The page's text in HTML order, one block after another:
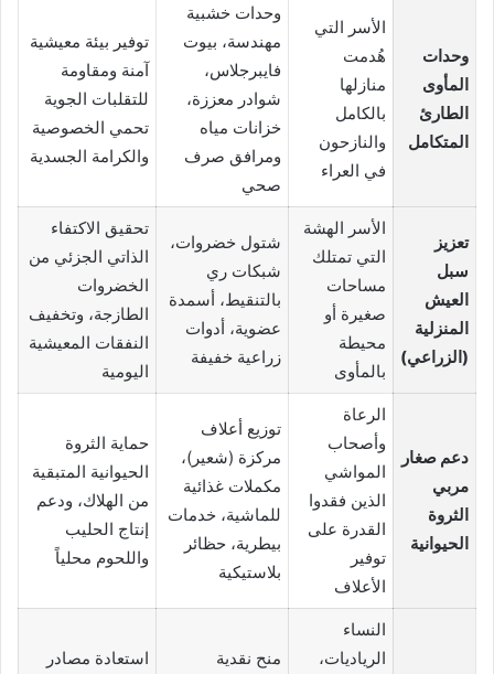
وحدات
المأوى
الطارئ
المتكامل
الأسر التي
هُدمت
منازلها
بالكامل
والنازحون
في العراء
وحدات خشبية
مهندسة، بيوت
فايبرجلاس،
شوادر معززة،
خزانات مياه
ومرافق صرف
صحي
توفير بيئة معيشية
آمنة ومقاومة
للتقلبات الجوية
تحمي الخصوصية
والكرامة الجسدية
تعزيز
سبل
العيش
المنزلية
(الزراعي)
الأسر الهشة
التي تمتلك
مساحات
صغيرة أو
محيطة
بالمأوى
شتول خضروات،
شبكات ري
بالتنقيط، أسمدة
عضوية، أدوات
زراعية خفيفة
تحقيق الاكتفاء
الذاتي الجزئي من
الخضروات
الطازجة، وتخفيف
النفقات المعيشية
اليومية
دعم صغار
مربي
الثروة
الحيوانية
الرعاة
وأصحاب
المواشي
الذين فقدوا
القدرة على
توفير
الأعلاف
توزيع أعلاف
مركزة (شعير)،
مكملات غذائية
للماشية، خدمات
بيطرية، حظائر
بلاستيكية
حماية الثروة
الحيوانية المتبقية
من الهلاك، ودعم
إنتاج الحليب
واللحوم محلياً
النساء
الرياديات،
منح نقدية
استعادة مصادر